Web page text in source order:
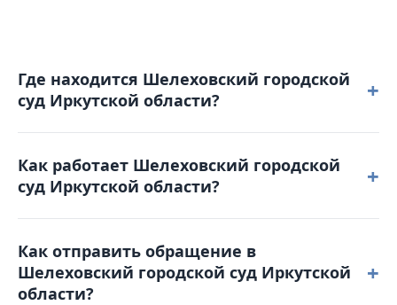
Где находится Шелеховский городской
суд Иркутской области?
+
расположен по адресу: 666032, Иркутская область,
г. Шелехов, 18-й квартал, д. 4.
Как работает Шелеховский городской
суд Иркутской области?
+
00 пятница: с 9-00 до 16-45. Обеденный перерыв с
13-00 до 13-45. Выходные дни: суббота,
Как отправить обращение в
Шелеховский городской суд Иркутской
области?
+